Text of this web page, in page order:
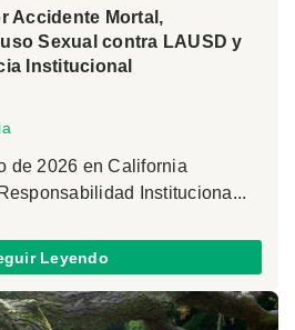
Accidente Mortal,
Sexual contra LAUSD y
Institucional
de 2026 en California
Instituciona...
Leyendo